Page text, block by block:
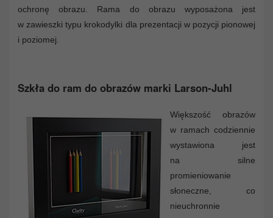
ochronę obrazu. Rama do obrazu wyposażona jest
w zawieszki typu krokodylki dla prezentacji w pozycji pionowej
i poziomej.
Szkła do ram do obrazów marki Larson-Juhl
Większość obrazów
w ramach codziennie
wystawiona jest
na silne
promieniowanie
słoneczne, co
nieuchronnie